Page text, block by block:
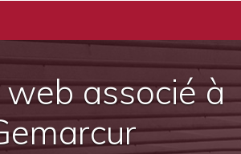
associé à